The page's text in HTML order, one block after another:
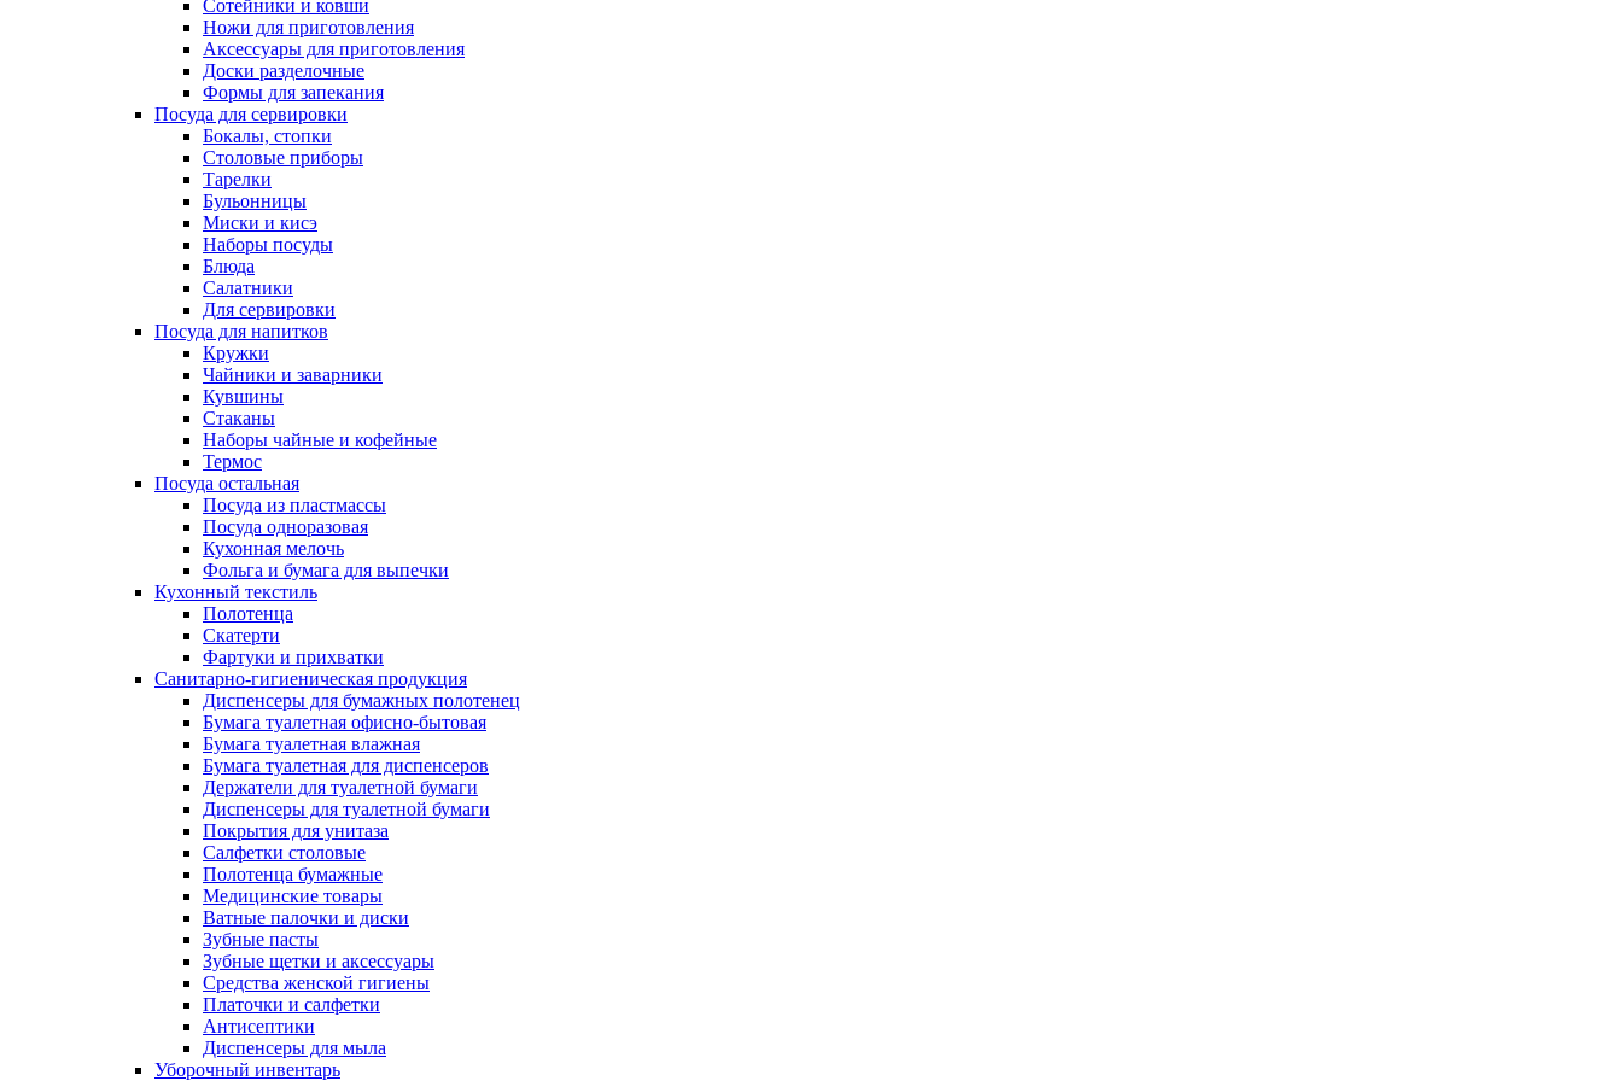
Сотейники и ковши
Ножи для приготовления
Аксессуары для приготовления
Доски разделочные
Формы для запекания
Посуда для сервировки
Бокалы, стопки
Столовые приборы
Тарелки
Бульонницы
Миски и кисэ
Наборы посуды
Блюда
Салатники
Для сервировки
Посуда для напитков
Кружки
Чайники и заварники
Кувшины
Стаканы
Наборы чайные и кофейные
Термос
Посуда остальная
Посуда из пластмассы
Посуда одноразовая
Кухонная мелочь
Фольга и бумага для выпечки
Кухонный текстиль
Полотенца
Скатерти
Фартуки и прихватки
Санитарно-гигиеническая продукция
Диспенсеры для бумажных полотенец
Бумага туалетная офисно-бытовая
Бумага туалетная влажная
Бумага туалетная для диспенсеров
Держатели для туалетной бумаги
Диспенсеры для туалетной бумаги
Покрытия для унитаза
Салфетки столовые
Полотенца бумажные
Медицинские товары
Ватные палочки и диски
Зубные пасты
Зубные щетки и аксессуары
Средства женской гигиены
Платочки и салфетки
Антисептики
Диспенсеры для мыла
Уборочный инвентарь